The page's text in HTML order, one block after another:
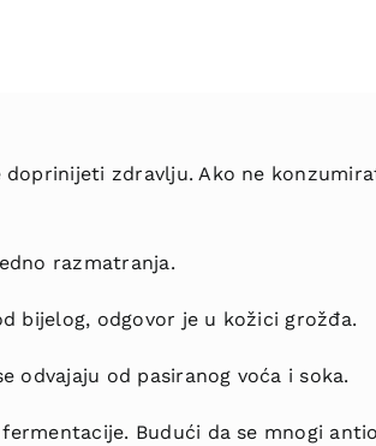
zdravlju. Ako ne
razmatranja.
bijelog, odgovor je u kožici grožđa.
odvajaju od pasiranog voća i soka.
Budući da se mnogi